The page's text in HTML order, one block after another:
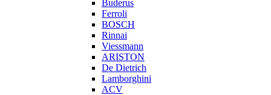
Buderus
Ferroli
BOSCH
Rinnai
Viessmann
ARISTON
De Dietrich
Lamborghini
ACV